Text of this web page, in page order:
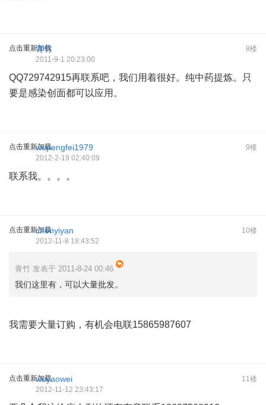
点击重新加载 8楼
青竹
2011-9-1 20:23:00
QQ729742915再联系吧，我们用着很好。纯中药提炼。只
要是感染创面都可以应用。
点击重新加载 9楼
wupengfei1979
2012-2-19 02:40:09
联系我。。。。
点击重新加载 10楼
chenyiyan
2012-11-8 18:43:52
青竹 发表于 2011-8-24 00:46
我们这里有，可以大量批发。
我需要大量订购，有机会电联15865987607
点击重新加载 11楼
wuyaowei
2012-11-12 23:43:17